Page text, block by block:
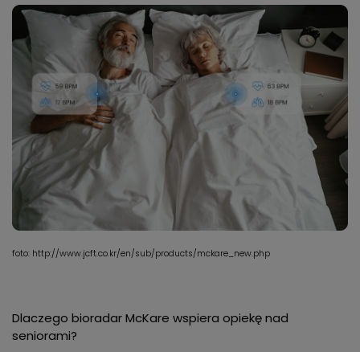
foto: http://www.jcft.co.kr/en/sub/products/mckare_new.php
Dlaczego bioradar McKare wspiera opiekę nad
seniorami?